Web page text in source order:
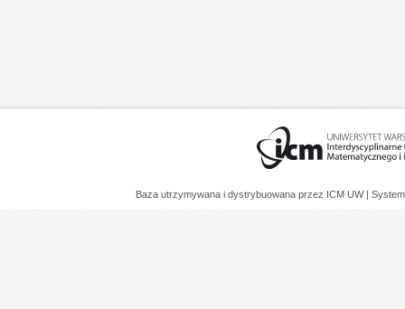
Baza utrzymywana i dystrybuowana przez ICM UW |